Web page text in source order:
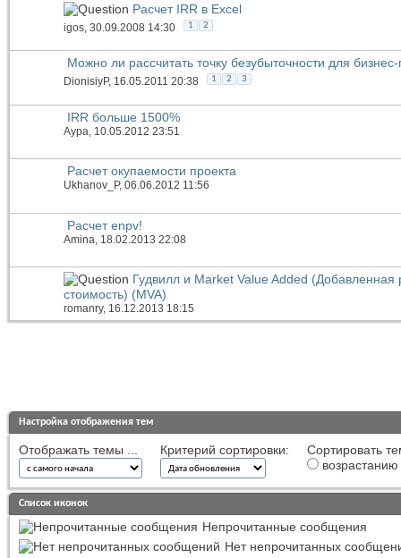
Расчет IRR в Excel
igos , 30.09.2008 14:30 1 2
Можно ли рассчитать точку безубыточности для
DionisiyP, 16.05.2011 20:38 1 2 3
IRR больше 1500%
Аура , 10.05.2012 23:51
Расчет окупаемости проекта
Ukhanov_P, 06.06.2012 11:56
Расчет enpv!
Amina , 18.02.2013 22:08
Гудвилл и Market Value Added (Добавленная
стоимость) (MVA)
romanry, 16.12.2013 18:15
Настройка отображения тем
Отображать темы ... Критерий сортировки:
Сортировать
возрастанию
Список иконок
Непрочитанные сообщения
Нет непрочитанных